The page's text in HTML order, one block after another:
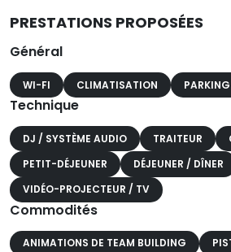
PRESTATIONS PROPOSÉES
Général
WI-FI CLIMATISATION PARKING
Technique
DJ / SYSTÈME AUDIO TRAITEUR
PETIT-DÉJEUNER
DÉJEUNER / DÎNER
VIDÉO-PROJECTEUR / TV
Commodités
ANIMATIONS DE TEAM BUILDING